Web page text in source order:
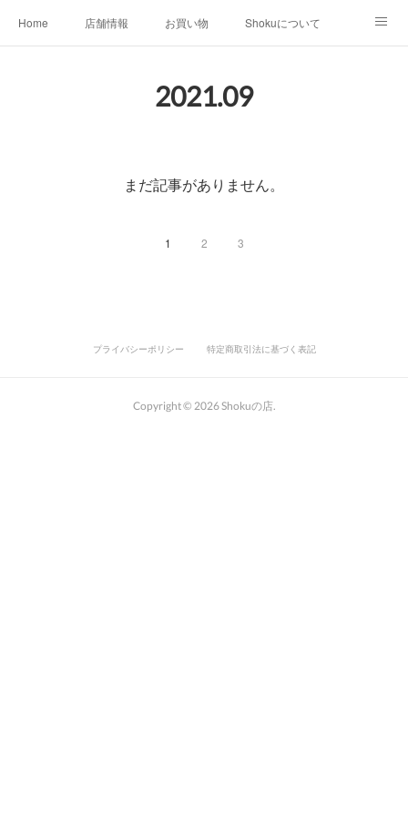
Home 店舗情報 お買い物 Shokuについて
2021.09
まだ記事がありません。
1 2 3
プライバシーポリシー 特定商取引法に基づく表記
Copyright © 2026Shokuの店.